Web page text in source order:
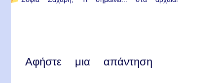
Αφήστε μια απάντηση